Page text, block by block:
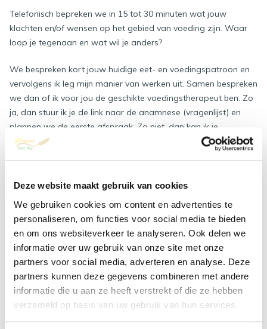
Deze website maakt gebruik van cookies
We gebruiken cookies om content en advertenties te
personaliseren, om functies voor social media te bieden
en om ons websiteverkeer te analyseren. Ook delen we
informatie over uw gebruik van onze site met onze
partners voor social media, adverteren en analyse. Deze
partners kunnen deze gegevens combineren met andere
informatie die u aan ze heeft verstrekt of die ze hebben
verzameld op basis van uw gebruik van hun services.
Telefonisch bepreken we in 15 tot 30 minuten wat jouw
klachten en/of wensen op het gebied van voeding zijn. Waar
loop je tegenaan en wat wil je anders?
We bespreken kort jouw huidige eet- en voedingspatroon en
vervolgens ik leg mijn manier van werken uit. Samen bespreken
we dan of ik voor jou de geschikte voedingstherapeut ben. Zo
ja, dan stuur ik je de link naar de anamnese (vragenlijst) en
plannen we de eerste afspraak. Zo niet, dan kan ik je
eventueel naar een andere deskundige doorverwijzen.
kennismaking en ik neem zo spoedig mogelijk contact met je
Naam
Telefoonnummer